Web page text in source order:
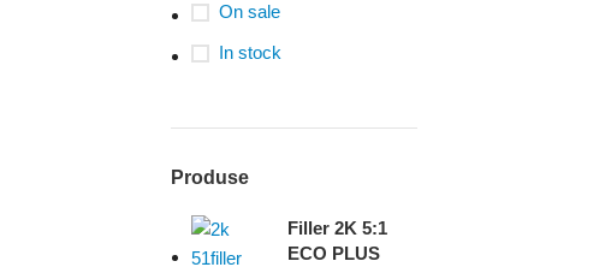
On sale
In stock
Produse
Filler 2K 5:1
ECO PLUS